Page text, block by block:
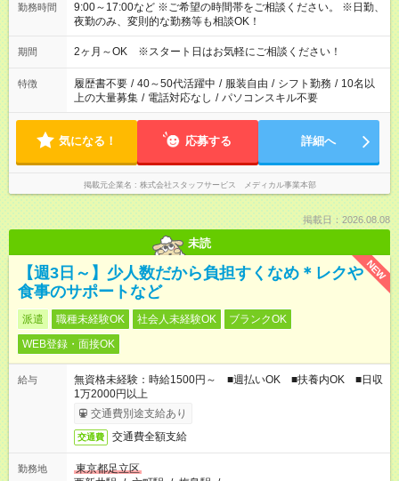
勤務時間
9:00～17:00など ※ご希望の時間帯をご相談ください。 ※日勤、
夜勤のみ、変則的な勤務等も相談OK！
期間 2ヶ月～OK ※スタート日はお気軽にご相談ください！
特徴 履歴書不要 / 40～50代活躍中 / 服装自由 / シフト勤務 / 10名以
上の大量募集 / 電話対応なし / パソコンスキル不要
気になる！ 応募する 詳細へ
掲載元企業名 株式会社スタッフサービス メディカル事業本部
掲載日：2026.08.08
未読
NEW
【週3日～】少人数だから負担すくなめ＊レクや
食事のサポートなど
派遣 職種未経験OK 社会人未経験OK
ブランクOK
WEB登録・面接OK
給与
無資格未経験：時給1500円～ ■週払いOK ■扶養内OK ■日収
1万2000円以上
交通費別途支給あり
交通費 交通費全額支給
勤務地
東京都足立区